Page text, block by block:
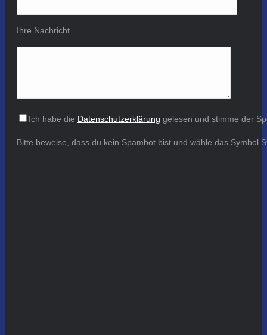
Ihre Nachricht
Ich habe die Datenschutzerklärung gelesen und stimme der
Bitte beweise, dass du kein Spambot bist und wähle das Symbol